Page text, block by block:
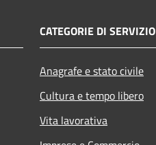
CATEGORIE DI SERVIZIO
Anagrafe e stato civile
Cultura e tempo libero
Vita lavorativa